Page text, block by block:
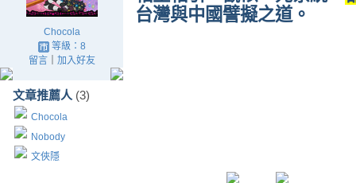
Chocola
等級：8
留言｜ 加入好友
文章推薦人 (3)
Chocola
Nobody
文俠隱
台灣與中國譬擬之道。